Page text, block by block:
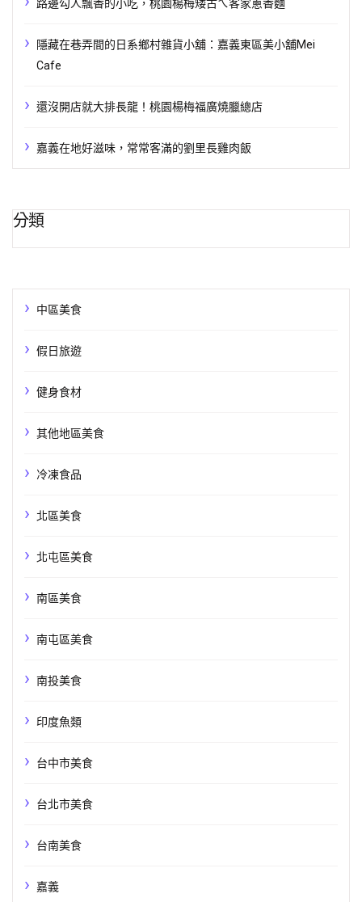
路邊勾人飄香的小吃，桃園楊梅矮古ㄟ客家蔥香麵
隱藏在巷弄間的日系鄉村雜貨小舖：嘉義東區美小舖Mei
Cafe
還沒開店就大排長龍！桃園楊梅福廣燒臘總店
嘉義在地好滋味，常常客滿的劉里長雞肉飯
分類
中區美食
假日旅遊
健身食材
其他地區美食
冷凍食品
北區美食
北屯區美食
南區美食
南屯區美食
南投美食
印度魚類
台中市美食
台北市美食
台南美食
嘉義